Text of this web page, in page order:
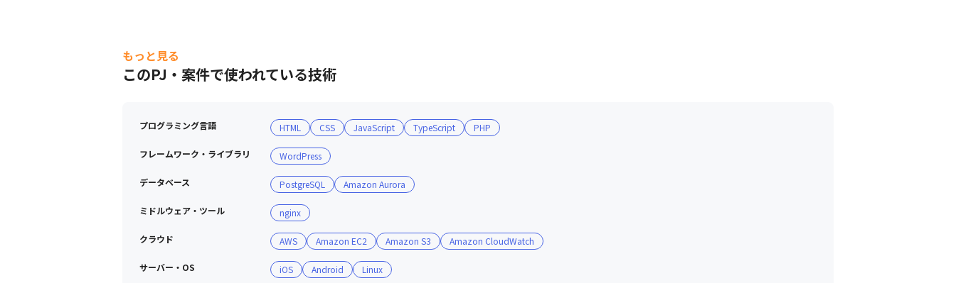
もっと見る
このPJ・案件で使われている技術
プログラミング言語 HTML CSS JavaScript TypeScript PHP
フレームワーク・ライブラリ WordPress
データベース PostgreSQL Amazon Aurora
ミドルウェア・ツール nginx
クラウド AWS Amazon EC2 Amazon S3 Amazon CloudWatch
サーバー・OS iOS Android Linux